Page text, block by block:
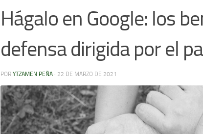
Hágalo en Google: los
defensa dirigida por el
POR YTZAMEN PEÑA · 22 DE MARZO DE 2021